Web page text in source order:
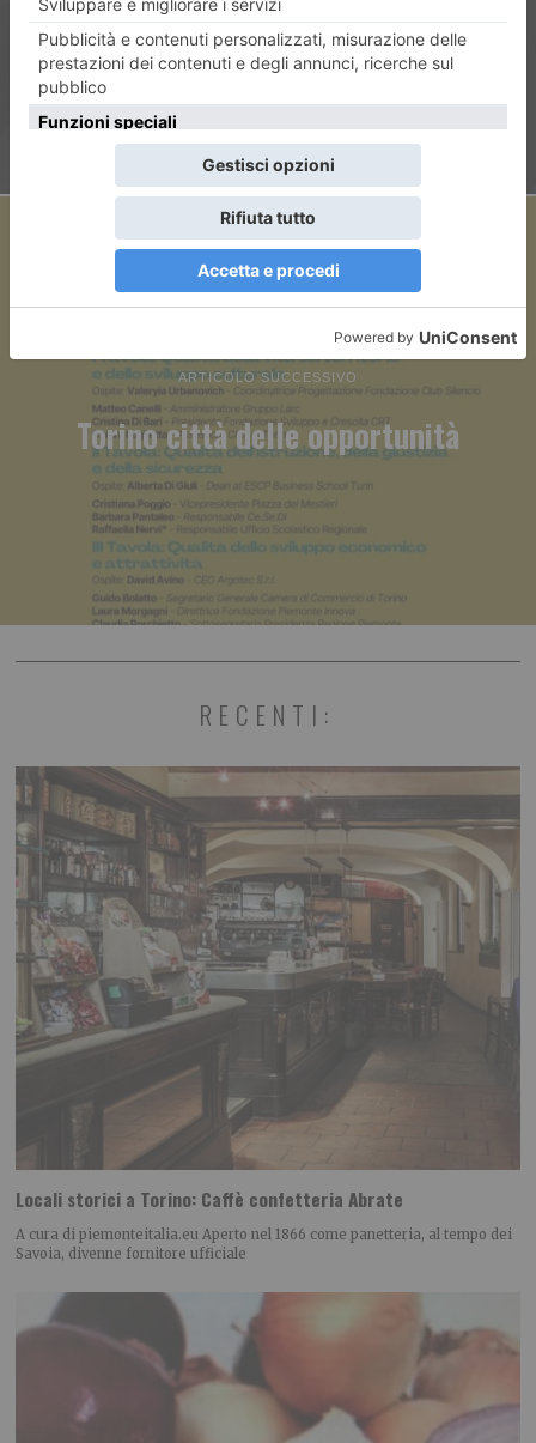
“Sistema Torino” non risponde
ARTICOLO SUCCESSIVO
Torino città delle opportunità
RECENTI:
Locali storici a Torino: Caffè confetteria Abrate
A cura di piemonteitalia.eu Aperto nel 1866 come panetteria, al tempo dei
Savoia, divenne fornitore ufficiale